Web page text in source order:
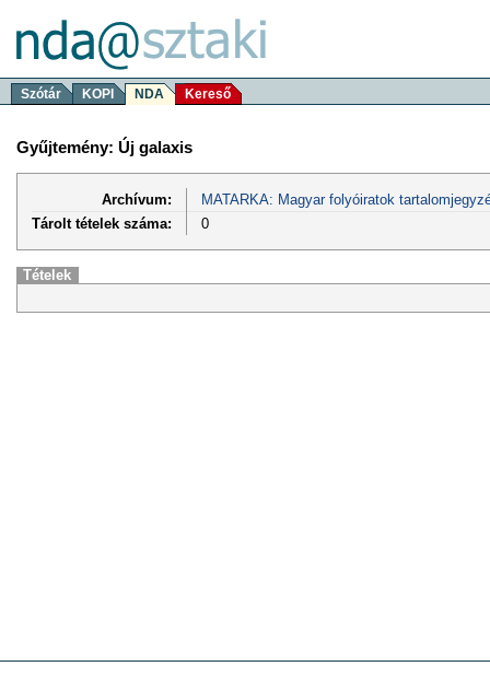
Szótár KOPI NDA Kereső
Gyűjtemény: Új galaxis
Archívum:
MATARKA: Magyar folyóiratok
Tárolt tételek száma:
0
Tételek